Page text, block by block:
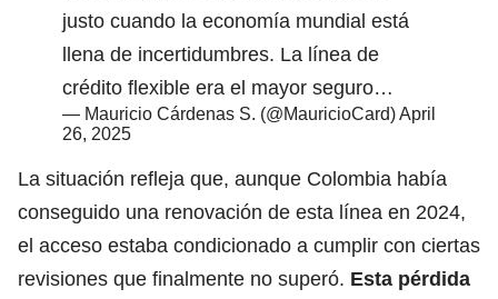
justo cuando la economía mundial está
llena de incertidumbres. La línea de
crédito flexible era el mayor seguro…
— Mauricio Cárdenas S. (@MauricioCard)April
26, 2025
La situación refleja que, aunque Colombia había
conseguido una renovación de esta línea en 2024,
el acceso estaba condicionado a cumplir con ciertas
revisiones que finalmente no superó. Esta pérdida